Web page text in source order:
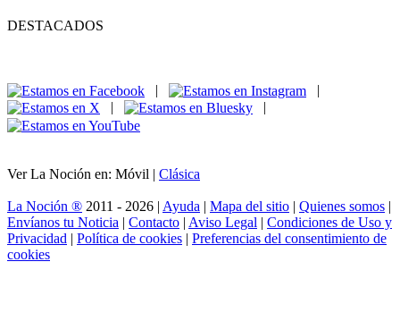
DESTACADOS
|
|
|
|
Ver La Noción en: Móvil | Clásica
La Noción ® 2011 - 2026 | Ayuda | Mapa del sitio | Quienes somos |
Envíanos tu Noticia | Contacto | Aviso Legal | Condiciones de Uso y
Privacidad | Política de cookies | Preferencias del consentimiento de
cookies